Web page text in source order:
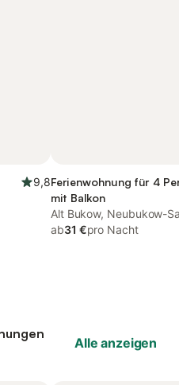
9,8Ferienwohnung für 4
mit Balkon
Alt Bukow, Neubukow-
ab31 €pro Nacht
Alle anzeigen